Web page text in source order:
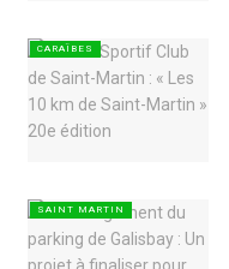
CARAÏBES
SAINT MARTIN